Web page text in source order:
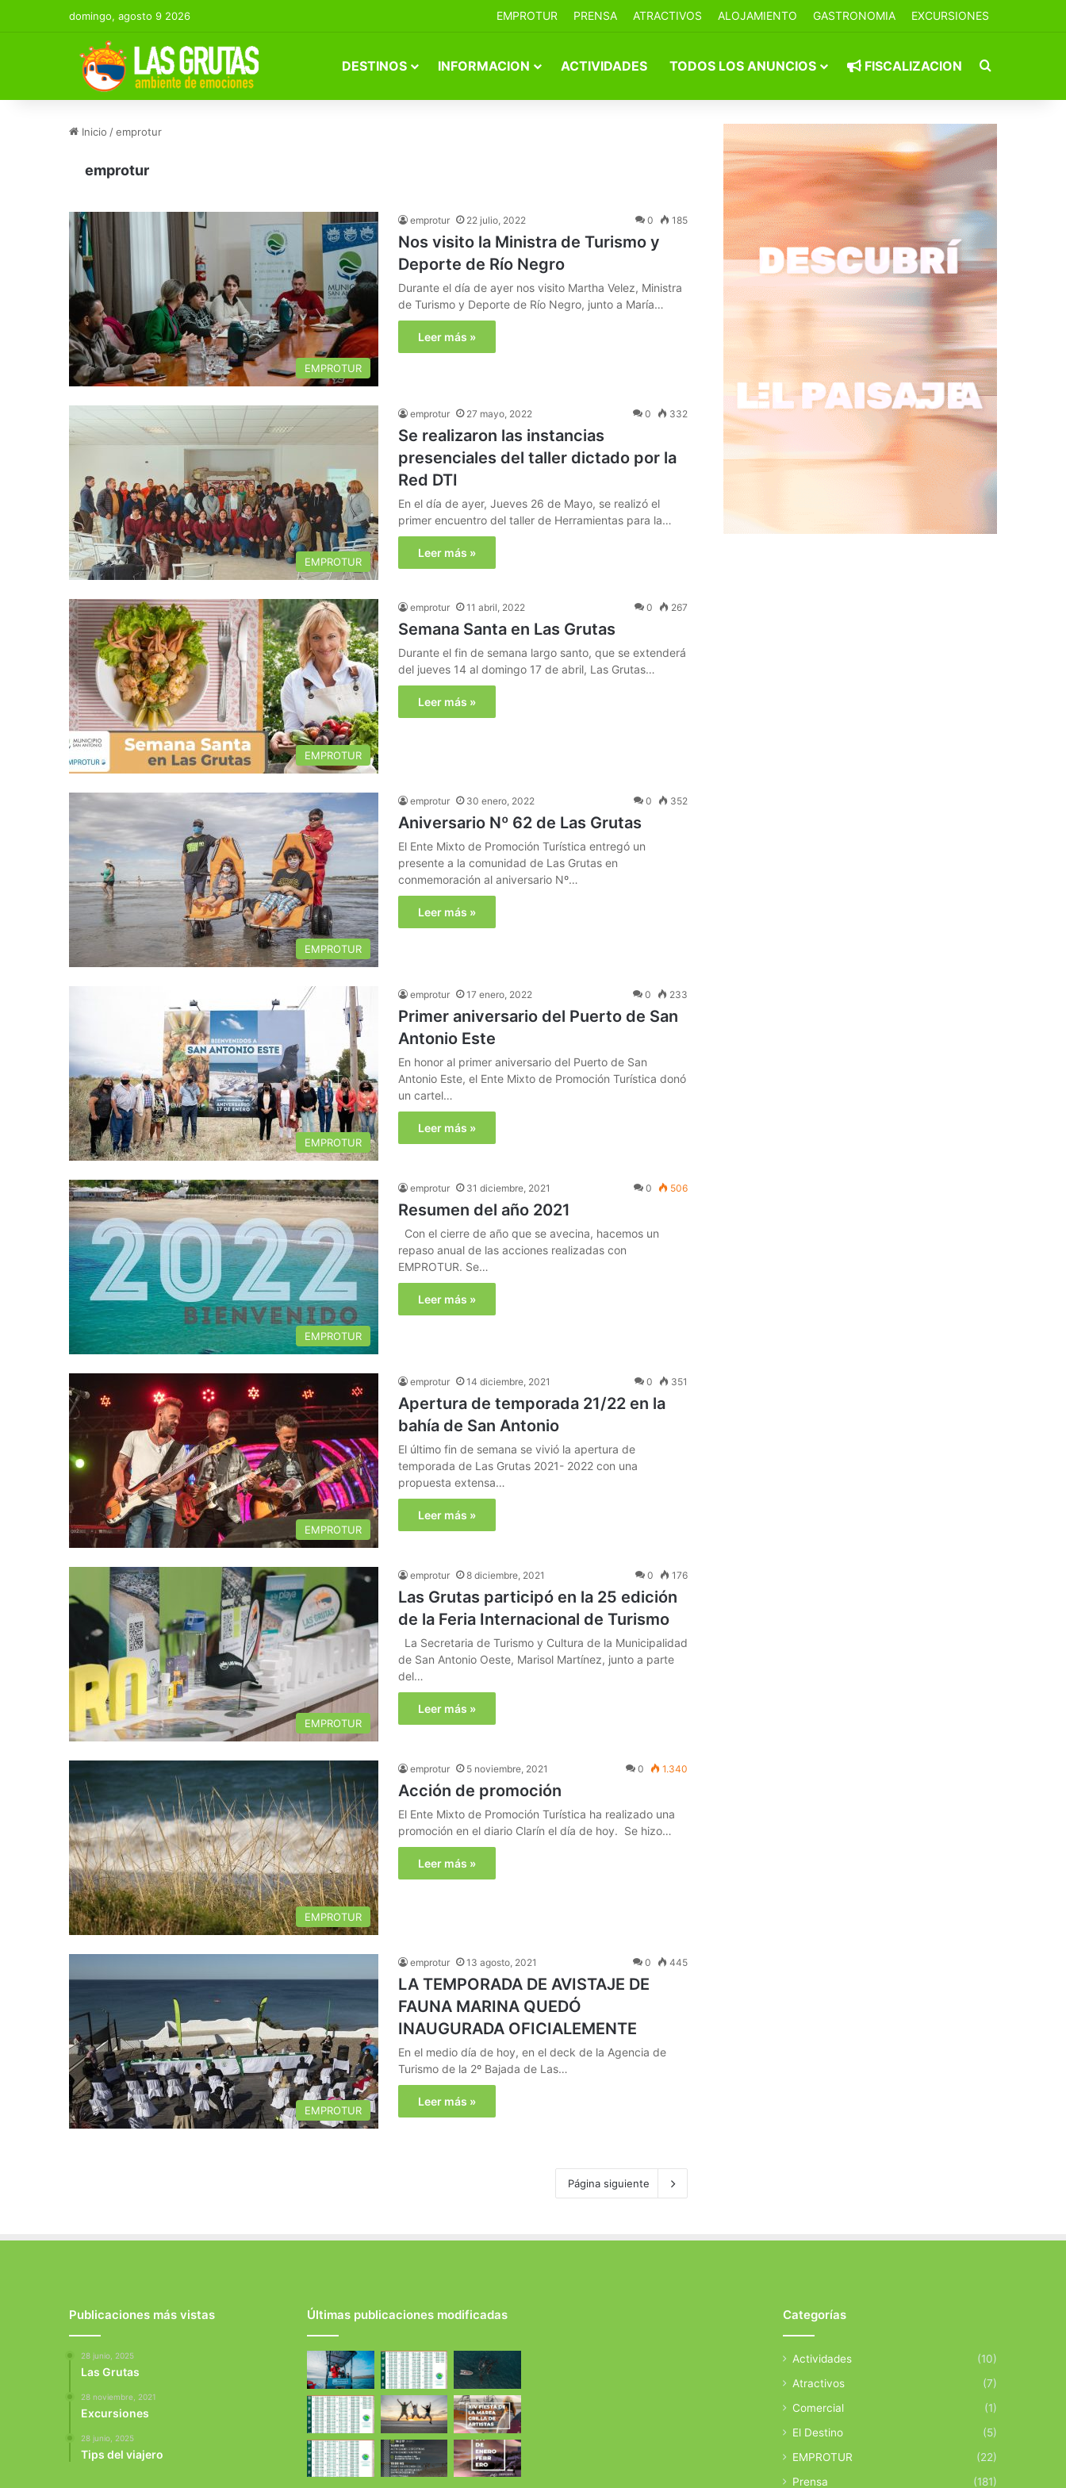
domingo, agosto 9 2026 EMPROTUR PRENSA ATRACTIVOS ALOJAMIENTO GASTRONOMIA EXCURSIONES
DESTINOS INFORMACION ACTIVIDADES TODOS LOS ANUNCIOS FISCALIZACION Buscar por
Inicio /emprotur
emprotur
EMPROTUR
emprotur 22 julio, 2022 0 185
Nos visito la Ministra de Turismo y
Deporte de Río Negro
Durante el día de ayer nos visito Martha Velez, Ministra
de Turismo y Deporte de Río Negro, junto a María…
Leer más »
EMPROTUR
emprotur 27 mayo, 2022 0 332
Se realizaron las instancias
presenciales del taller dictado por la
Red DTI
En el día de ayer, Jueves 26 de Mayo, se realizó el
primer encuentro del taller de Herramientas para la…
Leer más »
EMPROTUR
emprotur 11 abril, 2022 0 267
Semana Santa en Las Grutas
Durante el fin de semana largo santo, que se extenderá
del jueves 14 al domingo 17 de abril, Las Grutas…
Leer más »
EMPROTUR
emprotur 30 enero, 2022 0 352
Aniversario Nº 62 de Las Grutas
El Ente Mixto de Promoción Turística entregó un
presente a la comunidad de Las Grutas en
conmemoración al aniversario Nº…
Leer más »
EMPROTUR
emprotur 17 enero, 2022 0 233
Primer aniversario del Puerto de San
Antonio Este
En honor al primer aniversario del Puerto de San
Antonio Este, el Ente Mixto de Promoción Turística donó
un cartel…
Leer más »
EMPROTUR
emprotur 31 diciembre, 2021 0 506
Resumen del año 2021
Con el cierre de año que se avecina, hacemos un
repaso anual de las acciones realizadas con
EMPROTUR. Se…
Leer más »
EMPROTUR
emprotur 14 diciembre, 2021 0 351
Apertura de temporada 21/22 en la
bahía de San Antonio
El último fin de semana se vivió la apertura de
temporada de Las Grutas 2021- 2022 con una
propuesta extensa…
Leer más »
EMPROTUR
emprotur 8 diciembre, 2021 0 176
Las Grutas participó en la 25 edición
de la Feria Internacional de Turismo
La Secretaria de Turismo y Cultura de la Municipalidad
de San Antonio Oeste, Marisol Martínez, junto a parte
del…
Leer más »
EMPROTUR
emprotur 5 noviembre, 2021 0 1.340
Acción de promoción
El Ente Mixto de Promoción Turística ha realizado una
promoción en el diario Clarín el día de hoy. Se hizo…
Leer más »
EMPROTUR
emprotur 13 agosto, 2021 0 445
LA TEMPORADA DE AVISTAJE DE
FAUNA MARINA QUEDÓ
INAUGURADA OFICIALEMENTE
En el medio día de hoy, en el deck de la Agencia de
Turismo de la 2º Bajada de Las…
Leer más »
Página siguiente
Publicaciones más vistas
28 junio, 2025
Las Grutas
28 noviembre, 2021
Excursiones
28 junio, 2025
Tips del viajero
Últimas publicaciones modificadas Categorías
Actividades
(10)
Atractivos
(7)
Comercial
(1)
El Destino
(5)
EMPROTUR
(22)
Prensa
(181)